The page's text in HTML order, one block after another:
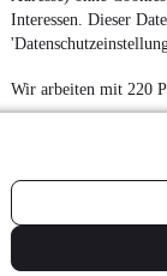
Interessen. Dieser
Wir arbeiten mit 220